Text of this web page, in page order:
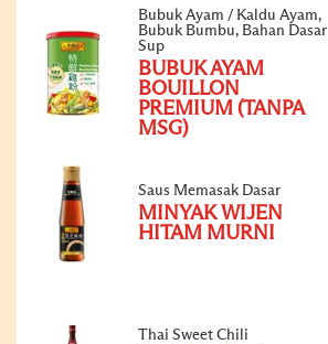
Bubuk Ayam / Kaldu Ayam,
Bubuk Bumbu, Bahan Dasar
Sup
BUBUK AYAM
BOUILLON
PREMIUM (TANPA
MSG)
Saus Memasak Dasar
MINYAK WIJEN
HITAM MURNI
Thai Sweet Chili